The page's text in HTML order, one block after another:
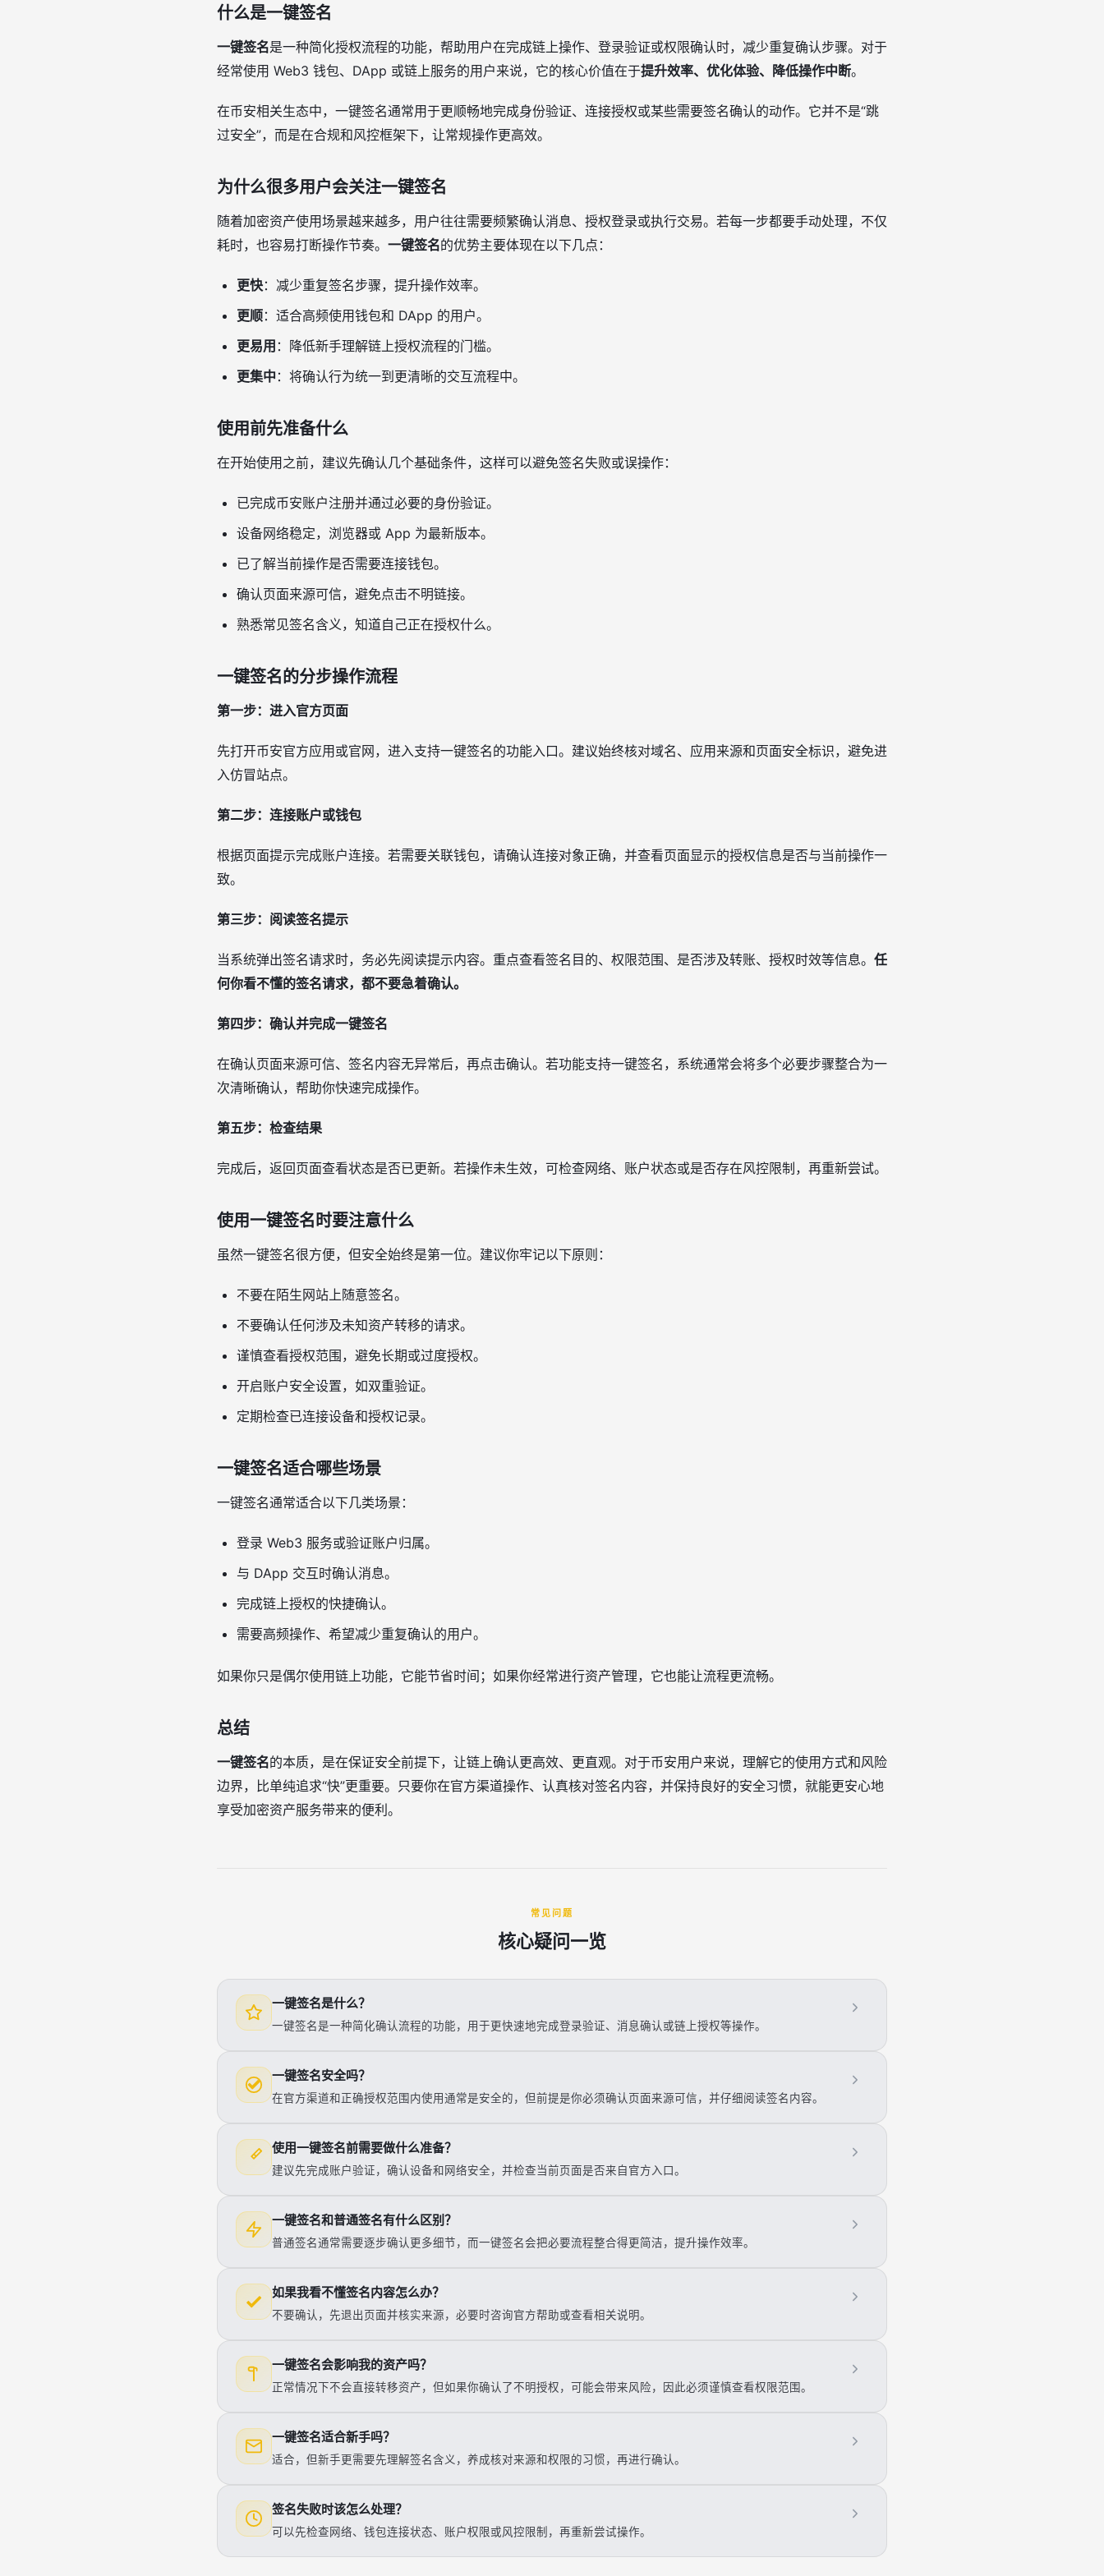
什么是一键签名
一键签名是一种简化授权流程的功能，帮助用户在完成链上操作、登录验证或权限确认时，减少重复确认步骤。对于
经常使用 Web3 钱包、DApp 或链上服务的用户来说，它的核心价值在于提升效率、优化体验、降低操作中断。
在币安相关生态中，一键签名通常用于更顺畅地完成身份验证、连接授权或某些需要签名确认的动作。它并不是“跳
过安全”，而是在合规和风控框架下，让常规操作更高效。
为什么很多用户会关注一键签名
随着加密资产使用场景越来越多，用户往往需要频繁确认消息、授权登录或执行交易。若每一步都要手动处理，不仅
耗时，也容易打断操作节奏。 一键签名的优势主要体现在以下几点：
更快：减少重复签名步骤，提升操作效率。
更顺：适合高频使用钱包和 DApp 的用户。
更易用 ：降低新手理解链上授权流程的门槛。
更集中 ：将确认行为统一到更清晰的交互流程中。
使用前先准备什么
在开始使用之前，建议先确认几个基础条件，这样可以避免签名失败或误操作：
已完成币安账户注册并通过必要的身份验证。
设备网络稳定，浏览器或 App 为最新版本。
已了解当前操作是否需要连接钱包。
确认页面来源可信，避免点击不明链接。
熟悉常见签名含义，知道自己正在授权什么。
一键签名的分步操作流程
第一步：进入官方页面
先打开币安官方应用或官网，进入支持一键签名的功能入口。建议始终核对域名、应用来源和页面安全标识，避免进
入仿冒站点。
第二步：连接账户或钱包
根据页面提示完成账户连接。若需要关联钱包，请确认连接对象正确，并查看页面显示的授权信息是否与当前操作一
致。
第三步：阅读签名提示
当系统弹出签名请求时，务必先阅读提示内容。重点查看签名目的、权限范围、是否涉及转账、授权时效等信息。 任
何你看不懂的签名请求，都不要急着确认。
第四步：确认并完成一键签名
在确认页面来源可信、签名内容无异常后，再点击确认。若功能支持一键签名，系统通常会将多个必要步骤整合为一
次清晰确认，帮助你快速完成操作。
第五步：检查结果
完成后，返回页面查看状态是否已更新。若操作未生效，可检查网络、账户状态或是否存在风控限制，再重新尝试。
使用一键签名时要注意什么
虽然一键签名很方便，但安全始终是第一位。建议你牢记以下原则：
不要在陌生网站上随意签名。
不要确认任何涉及未知资产转移的请求。
谨慎查看授权范围，避免长期或过度授权。
开启账户安全设置，如双重验证。
定期检查已连接设备和授权记录。
一键签名适合哪些场景
一键签名通常适合以下几类场景：
登录 Web3 服务或验证账户归属。
与 DApp 交互时确认消息。
完成链上授权的快捷确认。
需要高频操作、希望减少重复确认的用户。
如果你只是偶尔使用链上功能，它能节省时间；如果你经常进行资产管理，它也能让流程更流畅。
总结
一键签名的本质，是在保证安全前提下，让链上确认更高效、更直观。对于币安用户来说，理解它的使用方式和风险
边界，比单纯追求“快”更重要。只要你在官方渠道操作、认真核对签名内容，并保持良好的安全习惯，就能更安心地
享受加密资产服务带来的便利。
常见问题
核心疑问一览
一键签名是什么？
一键签名是一种简化确认流程的功能，用于更快速地完成登录验证、消息确认或链上授权等操作。
一键签名安全吗？
在官方渠道和正确授权范围内使用通常是安全的，但前提是你必须确认页面来源可信，并仔细阅读签名内容。
使用一键签名前需要做什么准备？
建议先完成账户验证，确认设备和网络安全，并检查当前页面是否来自官方入口。
一键签名和普通签名有什么区别？
普通签名通常需要逐步确认更多细节，而一键签名会把必要流程整合得更简洁，提升操作效率。
如果我看不懂签名内容怎么办？
不要确认，先退出页面并核实来源，必要时咨询官方帮助或查看相关说明。
一键签名会影响我的资产吗？
正常情况下不会直接转移资产，但如果你确认了不明授权，可能会带来风险，因此必须谨慎查看权限范围。
一键签名适合新手吗？
适合，但新手更需要先理解签名含义，养成核对来源和权限的习惯，再进行确认。
签名失败时该怎么处理？
可以先检查网络、钱包连接状态、账户权限或风控限制，再重新尝试操作。